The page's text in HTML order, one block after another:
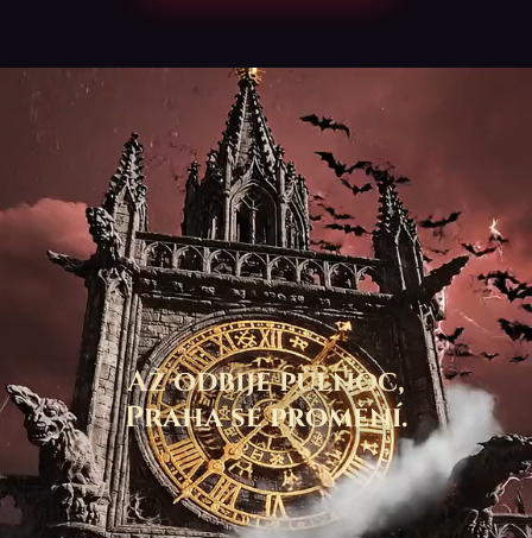
Až odbije půlnoc,
Praha se promění.